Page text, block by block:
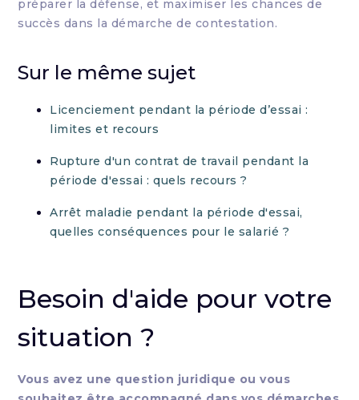
préparer la défense, et maximiser les chances de
succès dans la démarche de contestation.
Sur le même sujet
Licenciement pendant la période d’essai :
limites et recours
Rupture d'un contrat de travail pendant la
période d'essai : quels recours ?
Arrêt maladie pendant la période d'essai,
quelles conséquences pour le salarié ?
Besoin d'aide pour votre
situation ?
Vous avez une question juridique ou vous